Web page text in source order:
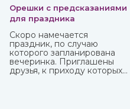
Орешки с предсказаниями
для праздника
Скоро намечается
праздник, по случаю
которого запланирована
вечеринка. Приглашены
друзья, к приходу которых